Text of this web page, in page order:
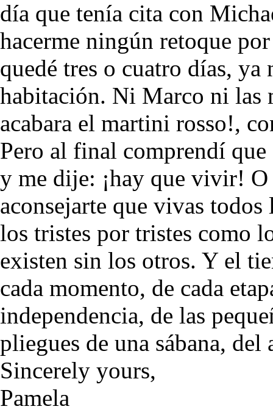
día que tenía cita con
hacerme ningún retoque
quedé tres o cuatro días,
habitación. Ni Marco ni las
acabara el martini rosso!,
Pero al final comprendí
y me dije: ¡hay que vivir! O
aconsejarte que vivas
los tristes por tristes como
existen sin los otros. Y el
cada momento, de cada
independencia, de las
pliegues de una sábana, del
Sincerely yours,
Pamela